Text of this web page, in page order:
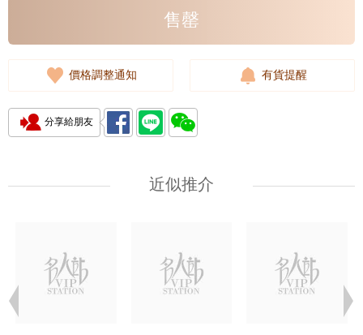
售罄
價格調整通知 有貨提醒
分享給朋友
近似推介